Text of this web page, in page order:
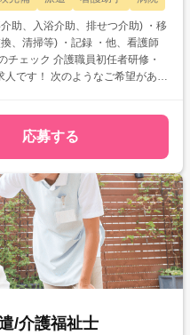
助、入浴介助、排せつ介助) ・移
、清掃等) ・記録 ・他、看護師
初任者研修・
ご希望がある
応募する
/介護福祉士